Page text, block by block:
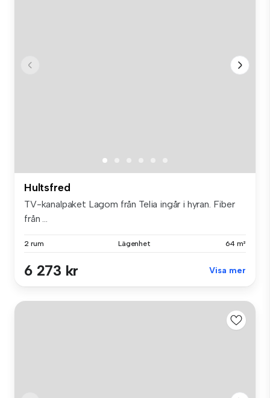
Hultsfred
TV-kanalpaket Lagom från Telia ingår i hyran. Fiber
från ...
2 rum Lägenhet 64 m²
6 273 kr Visa mer